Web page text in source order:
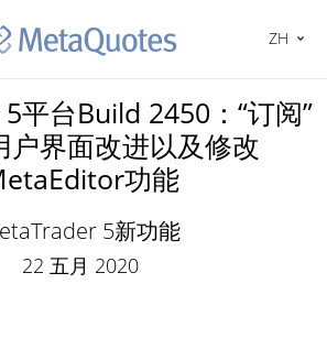
ZH
平台Build 2450：“订阅”
户界面改进以及修改
功能
5新功能
22 五月 2020